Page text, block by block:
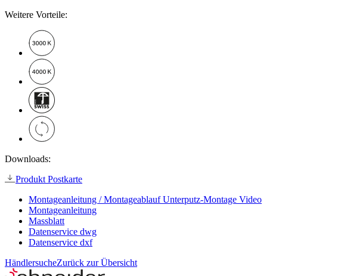
Weitere Vorteile:
Downloads:
Produkt Postkarte
Montageanleitung / Montageablauf Unterputz-Montage Video
Montageanleitung
Massblatt
Datenservice dwg
Datenservice dxf
HändlersucheZurück zur Übersicht